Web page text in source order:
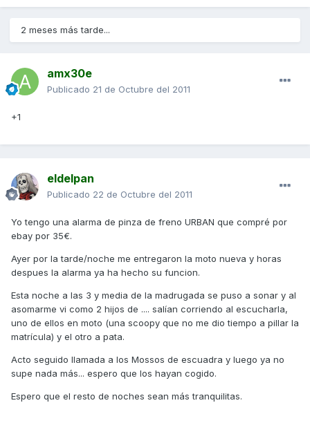
2 meses más tarde...
amx30e
Publicado 21 de Octubre del 2011
+1
eldelpan
Publicado 22 de Octubre del 2011
Yo tengo una alarma de pinza de freno URBAN que compré por
ebay por 35€.
Ayer por la tarde/noche me entregaron la moto nueva y horas
despues la alarma ya ha hecho su funcion.
Esta noche a las 3 y media de la madrugada se puso a sonar y al
asomarme vi como 2 hijos de .... salían corriendo al escucharla,
uno de ellos en moto (una scoopy que no me dio tiempo a pillar la
matrícula) y el otro a pata.
Acto seguido llamada a los Mossos de escuadra y luego ya no
supe nada más... espero que los hayan cogido.
Espero que el resto de noches sean más tranquilitas.